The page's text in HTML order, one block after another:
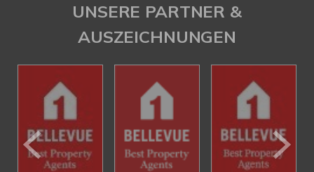
UNSERE PARTNER &
AUSZEICHNUNGEN